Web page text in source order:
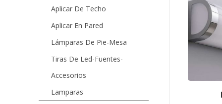
Aplicar De Techo
Aplicar En Pared
Lámparas De Pie-Mesa
Tiras De Led-Fuentes-
Accesorios
Lamparas